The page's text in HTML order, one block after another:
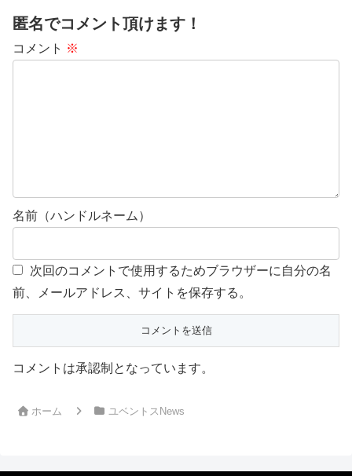
匿名でコメント頂けます！
コメント ※
名前（ハンドルネーム）
次回のコメントで使用するためブラウザーに自分の名
前、メールアドレス、サイトを保存する。
コメントは承認制となっています。
ホーム ユベントスNews